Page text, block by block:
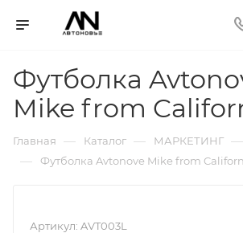
Футболка
Mike from
Главная — Каталог — МАРКЕТИНГ —
— Футболка Avtonove Mike from
Артикул: AVT003L